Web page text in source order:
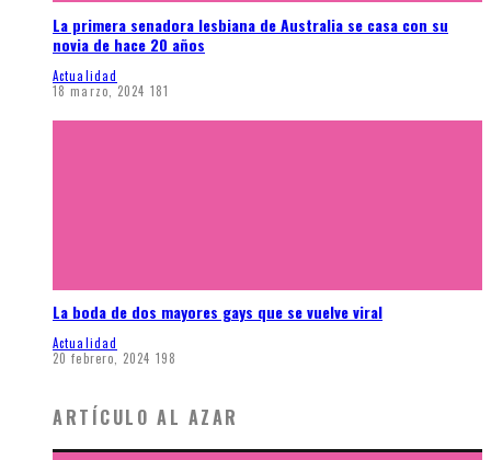
La primera senadora lesbiana de Australia se casa con su
novia de hace 20 años
Actualidad
18 marzo, 2024 181
La boda de dos mayores gays que se vuelve viral
Actualidad
20 febrero, 2024 198
ARTÍCULO AL AZAR